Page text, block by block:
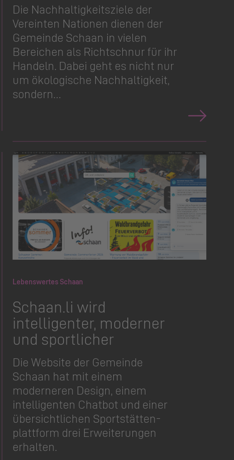
Die Nachhaltig­keitsziele der
Vereinten Nationen dienen der
Gemeinde Schaan in vielen
Bereichen als Richtschnur für ihr
Handeln. Dabei geht es nicht nur
um ökologische Nachhaltigkeit,
sondern…
Lebenswertes Schaan
Schaan.​li wird
intelligenter, moderner
und sportlicher
Die Website der Gemeinde
Schaan hat mit einem
moderneren Design, einem
intelligenten Chatbot und einer
übersichtlichen Sportstät­ten­
plattform drei Erweiterungen
erhalten.